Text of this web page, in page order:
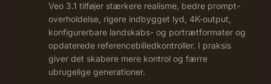
Veo 3.1 tilføjer stærkere realisme, bedre prompt-
overholdelse, rigere indbygget lyd, 4K-output,
konfigurerbare landskabs- og portrætformater og
opdaterede referencebilledkontroller. I praksis
giver det skabere mere kontrol og færre
ubrugelige generationer.